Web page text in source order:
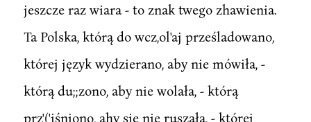
jeszcze raz wiara - to znak twego zhawienia.
Ta Polska, którą do wcz,ol'aj prześladowano,
której język wydzierano, aby nie mówiła, -
którą du;;zono, aby nie wolała, - którą
prz'('iśniono, ahy się nie ruszała, - której